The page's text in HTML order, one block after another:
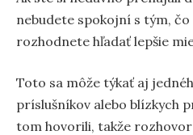
nebudete spokojní s tým,
rozhodnete hľadať lepšie
Toto sa môže týkať aj
príslušníkov alebo blízkych
tom hovorili, takže